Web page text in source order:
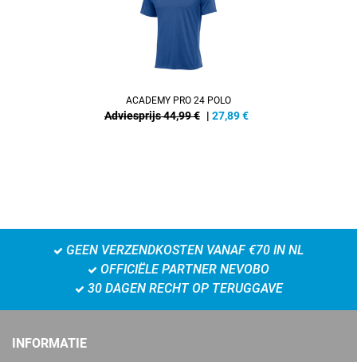
ACADEMY PRO 24 POLO
Adviesprijs 44,99 € | 27,89€
GEEN VERZENDKOSTEN VANAF €70 IN NL
OFFICIËLE PARTNER NEVOBO
30 DAGEN RECHT OP TERUGGAVE
INFORMATIE